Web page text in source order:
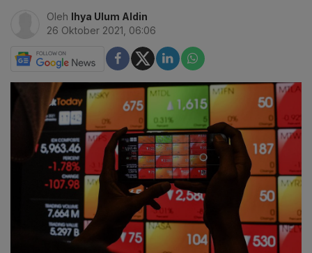
Oleh Ihya Ulum Aldin
26 Oktober 2021, 06:06